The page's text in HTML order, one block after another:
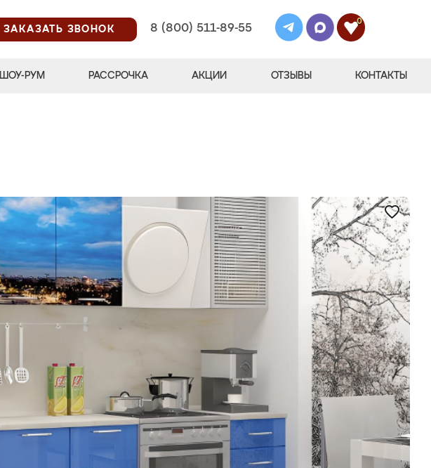
ЗАКАЗАТЬ ЗВОНОК
8 (800) 511-89-55
0
ШОУ-РУМ РАССРОЧКА АКЦИИ ОТЗЫВЫ КОНТАКТЫ